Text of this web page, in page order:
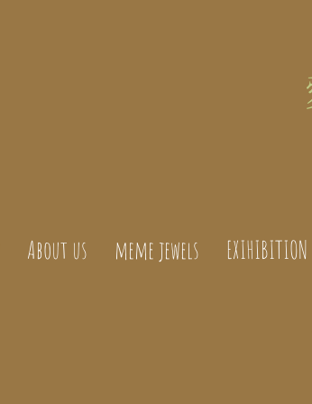
About us meme jewels EXIHIBITION